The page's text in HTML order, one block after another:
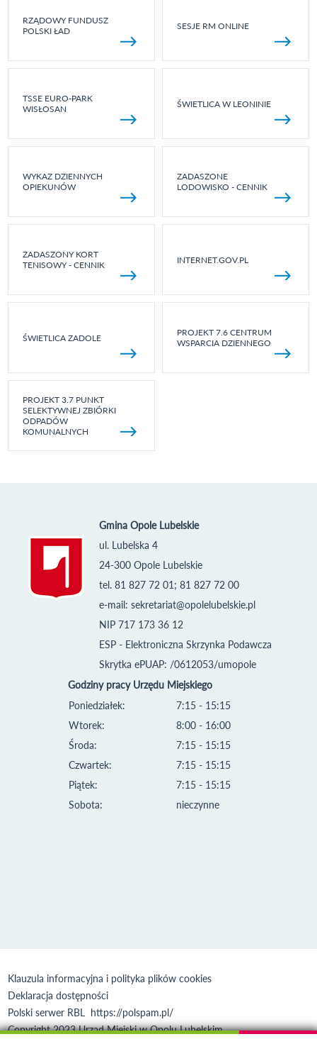
RZĄDOWY FUNDUSZ
POLSKI ŁAD
SESJE RM ONLINE
TSSE EURO-PARK
WISŁOSAN
ŚWIETLICA W LEONINIE
WYKAZ DZIENNYCH
OPIEKUNÓW
ZADASZONE
LODOWISKO - CENNIK
ZADASZONY KORT
TENISOWY - CENNIK
INTERNET.GOV.PL
ŚWIETLICA ZADOLE
PROJEKT 7.6 CENTRUM
WSPARCIA DZIENNEGO
PROJEKT 3.7 PUNKT
SELEKTYWNEJ ZBIÓRKI
ODPADÓW
KOMUNALNYCH
Gmina Opole Lubelskie
ul. Lubelska 4
24-300 Opole Lubelskie
tel. 81 827 72 01; 81 827 72 00
e-mail: sekretariat@opolelubelskie.pl
NIP 717 173 36 12
ESP - Elektroniczna Skrzynka Podawcza
Skrytka ePUAP: /0612053/umopole
Godziny pracy Urzędu Miejskiego
Poniedziałek:
Wtorek:
Środa:
Czwartek:
Piątek:
Sobota:
7:15 - 15:15
8:00 - 16:00
7:15 - 15:15
7:15 - 15:15
7:15 - 15:15
nieczynne
Klauzula informacyjna i polityka plików cookies
Deklaracja dostępności
Polski serwer RBL https://polspam.pl/
Copyright 2023 Urząd Miejski w Opolu Lubelskim